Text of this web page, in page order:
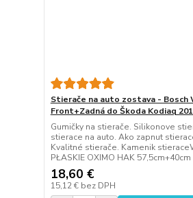
Stierače na auto zostava - Bosch
Front+Zadná do Škoda Kodiaq
Gumičky na stierače. Silikonove
stierace na auto. Ako zapnut
Kvalitné stierače. Kamenik
PŁASKIE OXIMO HAK
18,60 €
15,12 € bez DPH